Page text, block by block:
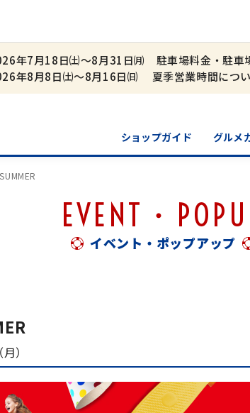
年7月18日㈯～8月31日㈪ 駐車場料金・駐車
年8月8日㈯～8月16日㈰ 夏季営業時間につ
ショップガイド グルメ
EVENT・
イベント・ポップアップ
）